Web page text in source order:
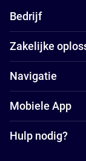
Bedrijf
Zakelijke
Navigatie
Mobiele App
Hulp nodig?